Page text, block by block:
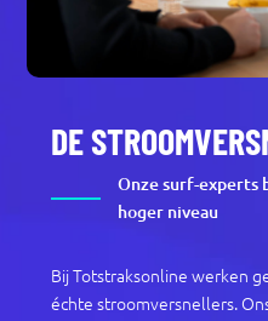
DE
Onze surf-experts
hoger niveau
Bij Totstraksonline werken
échte stroomversnellers.